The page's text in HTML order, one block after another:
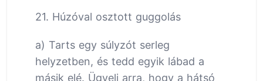
21. Húzóval osztott guggolás
a) Tarts egy súlyzót serleg
helyzetben, és tedd egyik lábad a
másik elé. Ügyelj arra, hogy a hátsó